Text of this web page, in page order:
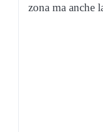
zona ma anche